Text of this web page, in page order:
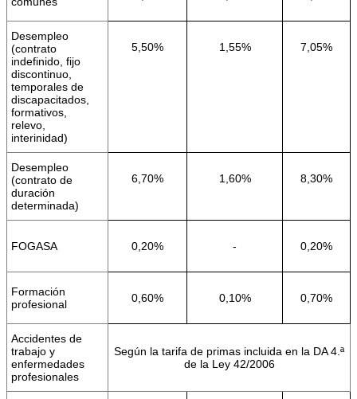
Desempleo
(contrato
indefinido, fijo
discontinuo,
temporales de
discapacitados,
formativos,
relevo,
interinidad)
5,50% 1,55% 7,05%
Desempleo
(contrato de
duración
determinada)
6,70% 1,60% 8,30%
FOGASA 0,20% - 0,20%
Formación
profesional
0,60% 0,10% 0,70%
Accidentes de
trabajo y
enfermedades
profesionales
Según la tarifa de primas incluida en la DA 4.ª
de la Ley 42/2006